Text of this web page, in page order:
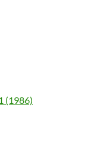
(1986)